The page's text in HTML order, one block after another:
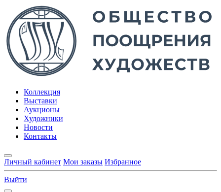
Коллекция
Выставки
Аукционы
Художники
Новости
Контакты
Личный кабинет Мои заказы Избранное
Выйти